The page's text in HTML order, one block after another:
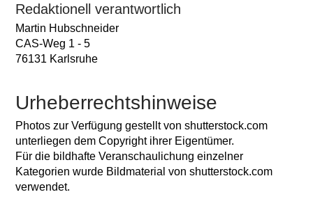
Redaktionell verantwortlich
Martin Hubschneider
CAS-Weg 1 - 5
76131 Karlsruhe
Urheberrechtshinweise
Photos zur Verfügung gestellt von shutterstock.com
unterliegen dem Copyright ihrer Eigentümer.
Für die bildhafte Veranschaulichung einzelner
Kategorien wurde Bildmaterial von shutterstock.com
verwendet.